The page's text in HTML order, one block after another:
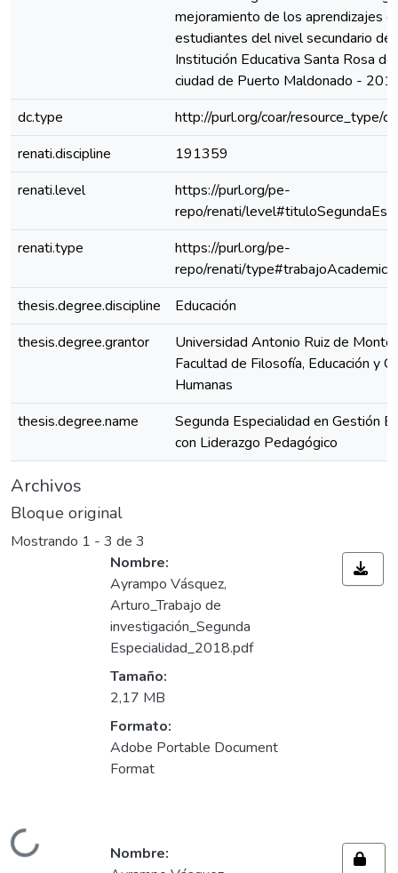
mejoramiento de los aprendizajes
estudiantes del nivel secundario de
Institución Educativa Santa Rosa de
ciudad de Puerto Maldonado -
dc.type
http://purl.org/coar/resource_type/
renati.discipline
191359
renati.level
https://purl.org/pe-
repo/renati/
renati.type
https://purl.org/pe-
repo/renati/type#trabajoAcademico
thesis.degree.discipline
Educación
thesis.degree.grantor
Universidad Antonio Ruiz de
Facultad de Filosofía, Educación y
Humanas
thesis.degree.name
Segunda Especialidad en Gestión
con Liderazgo Pedagógico
Archivos
Bloque original
Mostrando 1 - 3 de 3
Nombre:
Ayrampo Vásquez,
Arturo_Trabajo de
investigación_Segunda
Especialidad_2018.pdf
Tamaño:
2,17 MB
Formato:
Adobe Portable Document
Format
Nombre: